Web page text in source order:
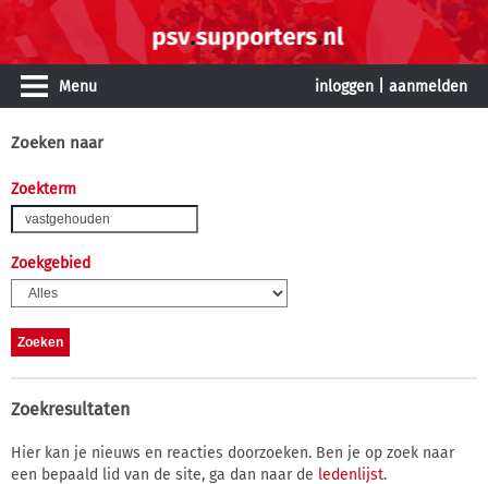
Menu inloggen aanmelden
Zoeken naar
Zoekterm
Zoekgebied
Zoekresultaten
Hier kan je nieuws en reacties doorzoeken. Ben je op zoek naar
een bepaald lid van de site, ga dan naar de ledenlijst.